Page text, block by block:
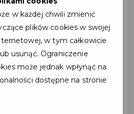
rynku. Udział w
forma promocji, ale
trwałe relacje z
programu?
na oficjalnych
Gminy Kosakowo oraz
w każdej chwili zmienić
plików cookies w swojej
w tym całkowicie
usunąć. Ograniczenie
może jednak wpłynąć na
dostępne na stronie